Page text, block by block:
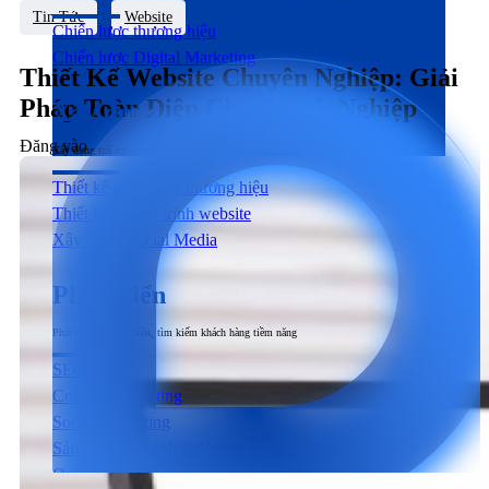
Chiến lược thương hiệu
Chiến lược Digital Marketing
Xây dựng
Xây dựng trải nghiệm người dùng đầu cuối tương tác với sản phẩm & dịch vụ
Thiết kế nhận diện thương hiệu
Thiết kế & Lập trình website
Xây dựng Social Media
Phát triển
Phát triển thương hiệu, tìm kiếm khách hàng tiềm năng
SEO
Content Marketing
Social Marketing
Sản xuất hình ảnh & Video
Quảng cáo trả phí
Tin Tức Website
Thiết Kế Website Chuyên Nghiệp: Giải
Pháp Toàn Diện Cho Doanh Nghiệp
Đăng vào27/07/2025